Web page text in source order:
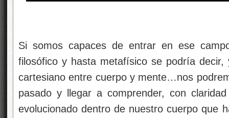
Si somos capaces de entrar en ese
filosófico y hasta metafísico se podría
cartesiano entre cuerpo y mente…nos
pasado y llegar a comprender, con
evolucionado dentro de nuestro cuerpo que